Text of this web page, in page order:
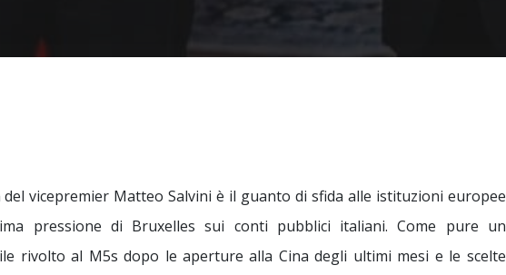
vicepremier Matteo Salvini è il guanto di sfida alle istituzioni europee
pressione di Bruxelles sui conti pubblici italiani. Come pure un
rivolto al M5s dopo le aperture alla Cina degli ultimi mesi e le scelte